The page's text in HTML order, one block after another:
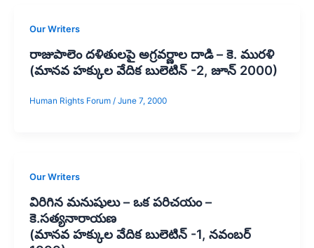
Our Writers
రాజుపాలెం దళితులపై అగ్రవర్ణాల దాడి – కె. మురళి
(మానవ హక్కుల వేదిక బులెటిన్ -2, జూన్ 2000)
Human Rights Forum / June 7, 2000
Our Writers
విరిగిన మనుషులు – ఒక పరిచయం –
కె.సత్యనారాయణ
(మానవ హక్కుల వేదిక బులెటిన్ -1, నవంబర్